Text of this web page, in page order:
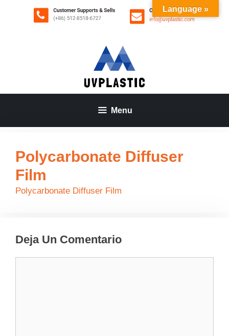
Menu
Polycarbonate Diffuser
Film
Polycarbonate Diffuser Film
Deja Un Comentario
Language »